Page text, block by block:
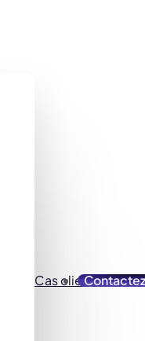
Cas clients